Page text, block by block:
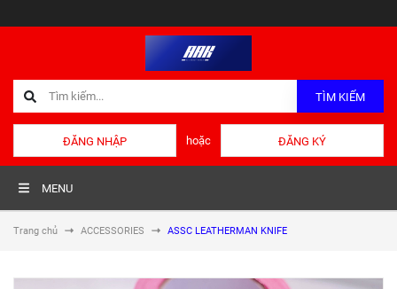
TÌM KIẾM
ĐĂNG NHẬP hoặc ĐĂNG KÝ
MENU
Trang chủ ACCESSORIES ASSC LEATHERMAN KNIFE